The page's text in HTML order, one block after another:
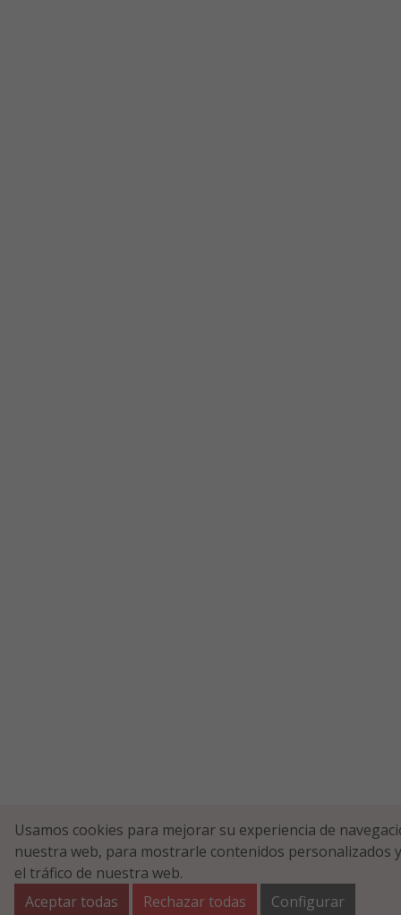
Usamos cookies para mejorar su experiencia de
nuestra web, para mostrarle contenidos personalizados
el tráfico de nuestra web.
Aceptar todas
Rechazar todas Configurar